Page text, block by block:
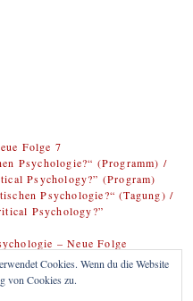
Folge 7
Psychologie?“ (Programm) /
Psychology?” (Program)
Psychologie?“ (Tagung) /
Psychology?”
– Neue Folge
Im Grunde gut: Eine neue
Cookies. Wenn du die Website
von Cookies zu.